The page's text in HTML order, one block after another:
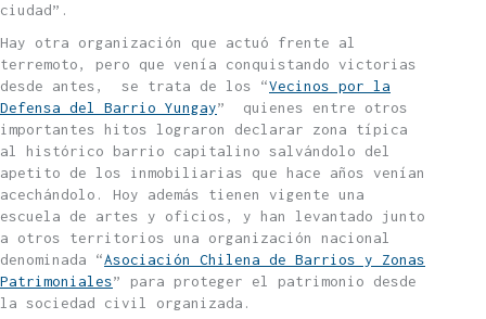
ciudad”.
Hay otra organización que actuó frente al
terremoto, pero que venía conquistando victorias
desde antes, se trata de los “Vecinos por la
Defensa del Barrio Yungay” quienes entre otros
importantes hitos lograron declarar zona típica
al histórico barrio capitalino salvándolo del
apetito de los inmobiliarias que hace años venían
acechándolo. Hoy además tienen vigente una
escuela de artes y oficios, y han levantado junto
a otros territorios una organización nacional
denominada “Asociación Chilena de Barrios y Zonas
Patrimoniales” para proteger el patrimonio desde
la sociedad civil organizada.